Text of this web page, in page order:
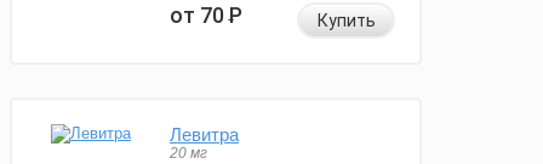
от 70Р Купить
Левитра
20 мг